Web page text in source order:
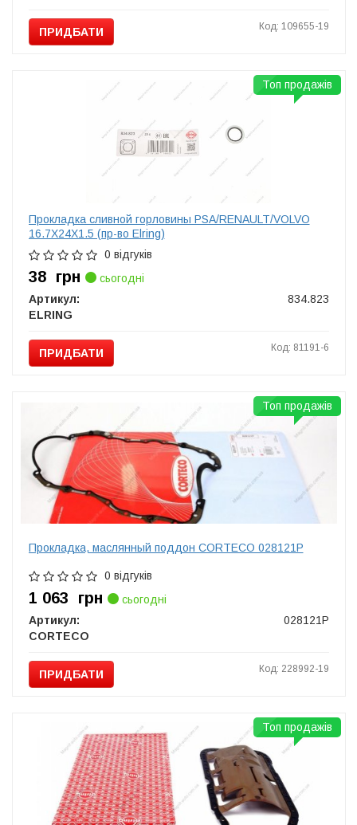
ПРИДБАТИ Код: 109655-19
Прокладка сливной горловины PSA/RENAULT/VOLVO
16.7X24X1.5 (пр-во Elring)
0 відгуків
38 грн
сьогодні
Артикул:
834.823
ELRING
ПРИДБАТИ Код: 81191-6
Топ продажів
Прокладка, маслянный поддон CORTECO 028121P
0 відгуків
1 063 грн
сьогодні
Артикул:
028121P
CORTECO
ПРИДБАТИ Код: 228992-19
Топ продажів
Топ продажів